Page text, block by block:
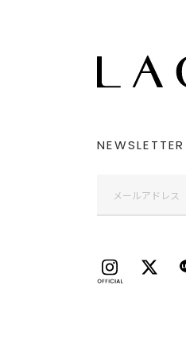
NEWSLETTER